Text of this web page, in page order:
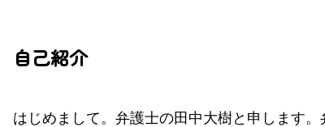
自己紹介
はじめまして。弁護士の田中大樹と申します